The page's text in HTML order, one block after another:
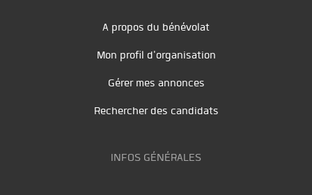
A propos du bénévolat
Mon profil d'organisation
Gérer mes annonces
Rechercher des candidats
INFOS GÉNÉRALES